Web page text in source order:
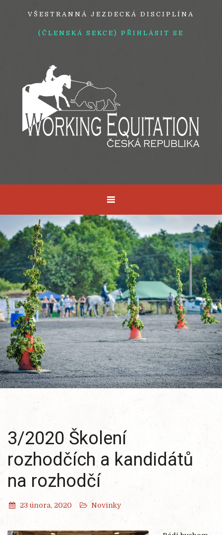
VŠESTRANNÁ JEZDECKÁ DISCIPLÍNA
(ČLENSKÁ SEKCE) PŘIHLÁSIT SE
3/2020 Školení
rozhodčích a kandidátů
na rozhodčí
23 února, 2020 Novinky